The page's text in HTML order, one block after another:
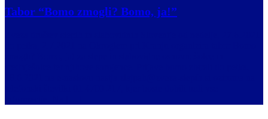
Tabor “Bomo zmogli? Bomo, ja!”